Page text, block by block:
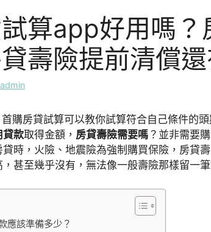
算app好用嗎？
壽險提前清償
admin
購房貸試算可以教你試算符合自己條件的
貸款取得金額， 房貸壽險需要嗎 ？並非需要
時，火險、地震險為強制購買保險，房貸
甚至幾乎沒有，無法像一般壽險那樣留一
應該準備多少？